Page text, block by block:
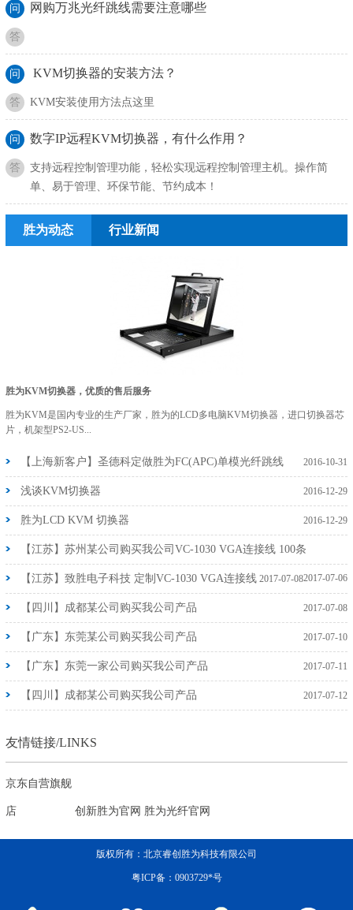
问 网购万兆光纤跳线需要注意哪些
答
问 KVM切换器的安装方法？
答 KVM安装使用方法点这里
问 数字IP远程KVM切换器，有什么作用？
答
支持远程控制管理功能，轻松实现远程控制管理主机。操作简
单、易于管理、环保节能、节约成本！
胜为动态 行业新闻
胜为KVM切换器，优质的售后服务
胜为KVM是国内专业的生产厂家，胜为的LCD多电脑KVM切换器，进口切换器芯
片，机架型PS2-US...
【上海新客户】圣德科定做胜为FC(APC)单模光纤跳线 2016-10-31
浅谈KVM切换器 2016-12-29
胜为LCD KVM 切换器 2016-12-29
【江苏】苏州某公司购买我公司VC-1030 VGA连接线 100条
2017-07-06
【江苏】致胜电子科技 定制VC-1030 VGA连接线 2017-07-08
【四川】成都某公司购买我公司产品 2017-07-08
【广东】东莞某公司购买我公司产品 2017-07-10
【广东】东莞一家公司购买我公司产品 2017-07-11
【四川】成都某公司购买我公司产品 2017-07-12
友情链接/LINKS
京东自营旗舰
店 创新胜为官网 胜为光纤官网
版权所有：北京睿创胜为科技有限公司
粤ICP备：0903729*号